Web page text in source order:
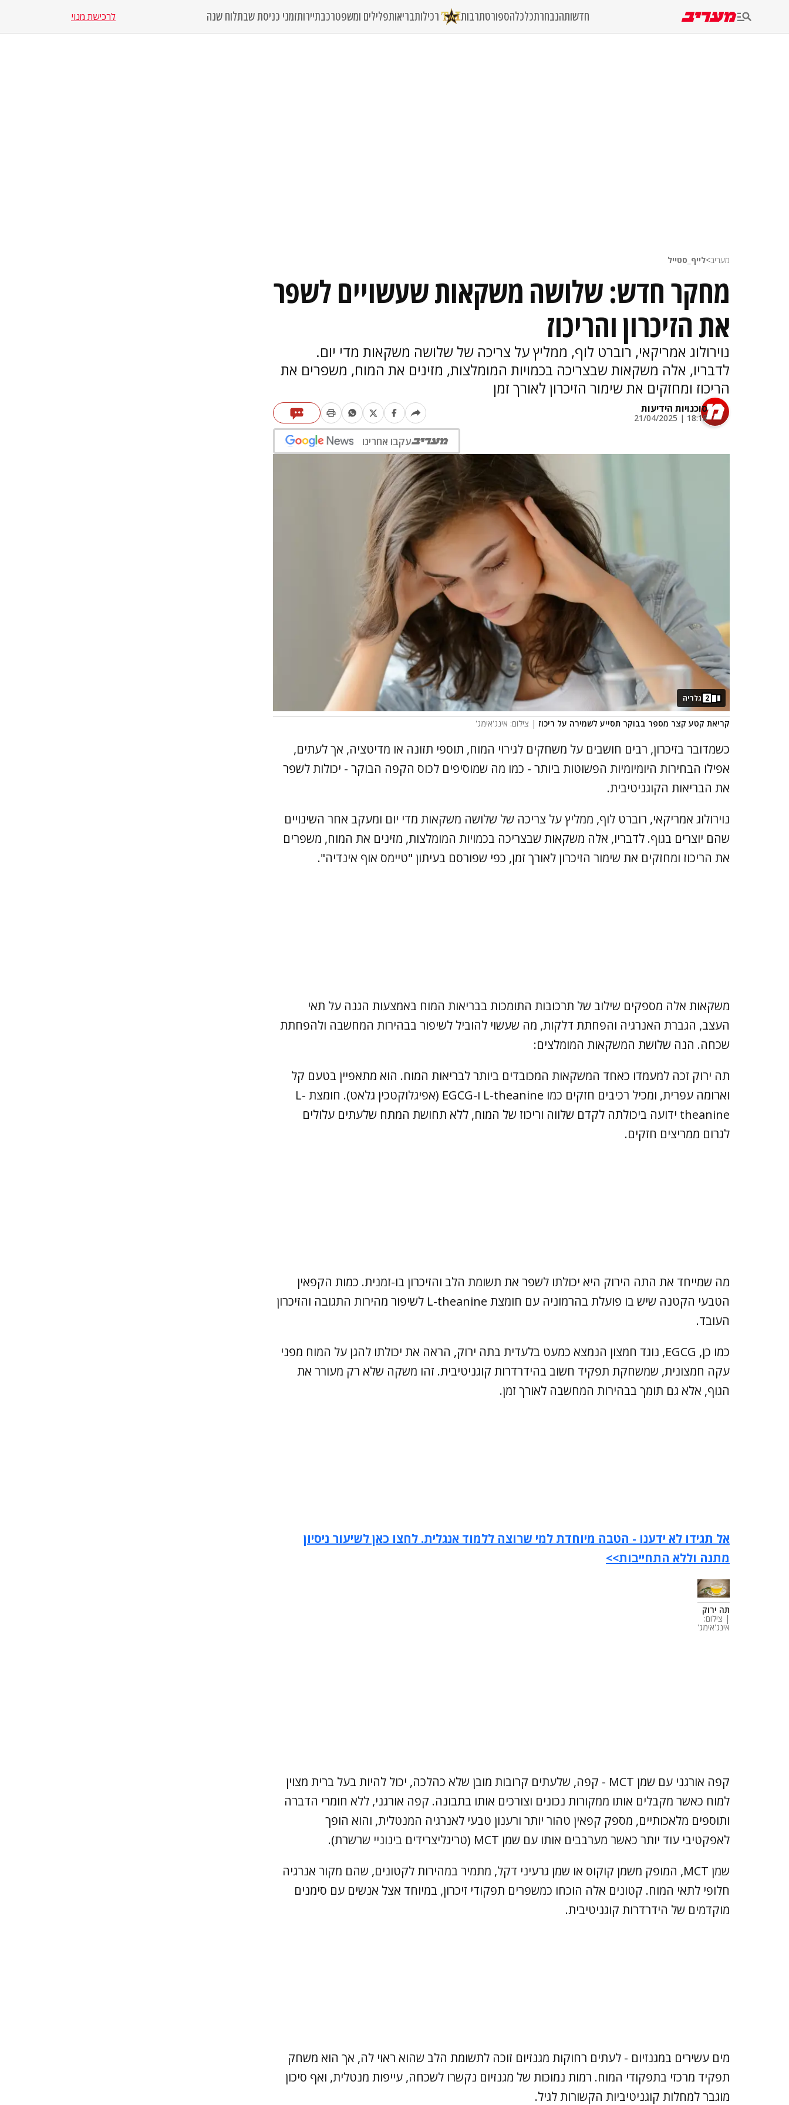
חדשותהנבחרתכלכלהספורטתרבות רכילותבריאותפלילים ומשפטרכבתיירותזמני כניסת שבתלוח שנה לרכישת מנוי
מעריב>לייף_סטייל
מחקר חדש: שלושה משקאות שעשויים לשפר
את הזיכרון והריכוז
נוירולוג אמריקאי, רוברט לוף, ממליץ על צריכה של שלושה משקאות מדי יום.
לדבריו, אלה משקאות שבצריכה בכמויות המומלצות, מזינים את המוח, משפרים את
הריכוז ומחזקים את שימור הזיכרון לאורך זמן
סוכנויות הידיעות
18:18 | 21/04/2025
עקבו אחרינו
קריאת קטע קצר מספר בבוקר תסייע לשמירה על ריכוז | צילום: אינג'אימג'
2 גלריה
כשמדובר בזיכרון, רבים חושבים על משחקים לגירוי המוח, תוספי תזונה או מדיטציה, אך לעתים,
אפילו הבחירות היומיומיות הפשוטות ביותר - כמו מה שמוסיפים לכוס הקפה הבוקר - יכולות לשפר
את הבריאות הקוגניטיבית.
נוירולוג אמריקאי, רוברט לוף, ממליץ על צריכה של שלושה משקאות מדי יום ומעקב אחר השינויים
שהם יוצרים בגוף. לדבריו, אלה משקאות שבצריכה בכמויות המומלצות, מזינים את המוח, משפרים
את הריכוז ומחזקים את שימור הזיכרון לאורך זמן, כפי שפורסם בעיתון "טיימס אוף אינדיה".
משקאות אלה מספקים שילוב של תרכובות התומכות בבריאות המוח באמצעות הגנה על תאי
העצב, הגברת האנרגיה והפחתת דלקות, מה שעשוי להוביל לשיפור בבהירות המחשבה ולהפחתת
שכחה. הנה שלושת המשקאות המומלצים:
תה ירוק זכה למעמדו כאחד המשקאות המכובדים ביותר לבריאות המוח. הוא מתאפיין בטעם קל
וארומה עפרית, ומכיל רכיבים חזקים כמו L-theanine ו-EGCG (אפיגלוקטכין גלאט). חומצת L-
theanine ידועה ביכולתה לקדם שלווה וריכוז של המוח, ללא תחושת המתח שלעתים עלולים
לגרום ממריצים חזקים.
מה שמייחד את התה הירוק היא יכולתו לשפר את תשומת הלב והזיכרון בו-זמנית. כמות הקפאין
הטבעי הקטנה שיש בו פועלת בהרמוניה עם חומצת L-theanine לשיפור מהירות התגובה והזיכרון
העובד.
כמו כן, EGCG, נוגד חמצון הנמצא כמעט בלעדית בתה ירוק, הראה את יכולתו להגן על המוח מפני
עקה חמצונית, שמשחקת תפקיד חשוב בהידרדרות קוגניטיבית. זהו משקה שלא רק מעורר את
הגוף, אלא גם תומך בבהירות המחשבה לאורך זמן.
אל תגידו לא ידענו - הטבה מיוחדת למי שרוצה ללמוד אנגלית. לחצו כאן לשיעור ניסיון
מתנה וללא התחייבות>>
תה ירוק
| צילום:
אינג'אימג'
קפה אורגני עם שמן MCT - קפה, שלעתים קרובות מובן שלא כהלכה, יכול להיות בעל ברית מצוין
למוח כאשר מקבלים אותו ממקורות נכונים וצורכים אותו בתבונה. קפה אורגני, ללא חומרי הדברה
ותוספים מלאכותיים, מספק קפאין טהור יותר ורענון טבעי לאנרגיה המנטלית, והוא הופך
לאפקטיבי עוד יותר כאשר מערבבים אותו עם שמן MCT (טריגליצרידים בינוניי שרשרת).
שמן MCT, המופק משמן קוקוס או שמן גרעיני דקל, מתמיר במהירות לקטונים, שהם מקור אנרגיה
חלופי לתאי המוח. קטונים אלה הוכחו כמשפרים תפקודי זיכרון, במיוחד אצל אנשים עם סימנים
מוקדמים של הידרדרות קוגניטיבית.
מים עשירים במגנזיום - לעתים רחוקות מגנזיום זוכה לתשומת הלב שהוא ראוי לה, אך הוא משחק
תפקיד מרכזי בתפקודי המוח. רמות נמוכות של מגנזיום נקשרו לשכחה, עייפות מנטלית, ואף סיכון
מוגבר למחלות קוגניטיביות הקשורות לגיל.